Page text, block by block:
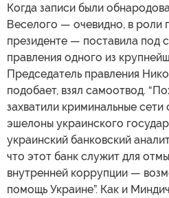
Когда записи были
Веселого — очевидно, в роли
президенте — поставила под
правления одного из
Председатель правления
подобает, взял самоотвод.
захватили криминальные
эшелоны украинского
украинский банковский
что этот банк служит для
внутренней коррупции —
помощь Украине”. Как и